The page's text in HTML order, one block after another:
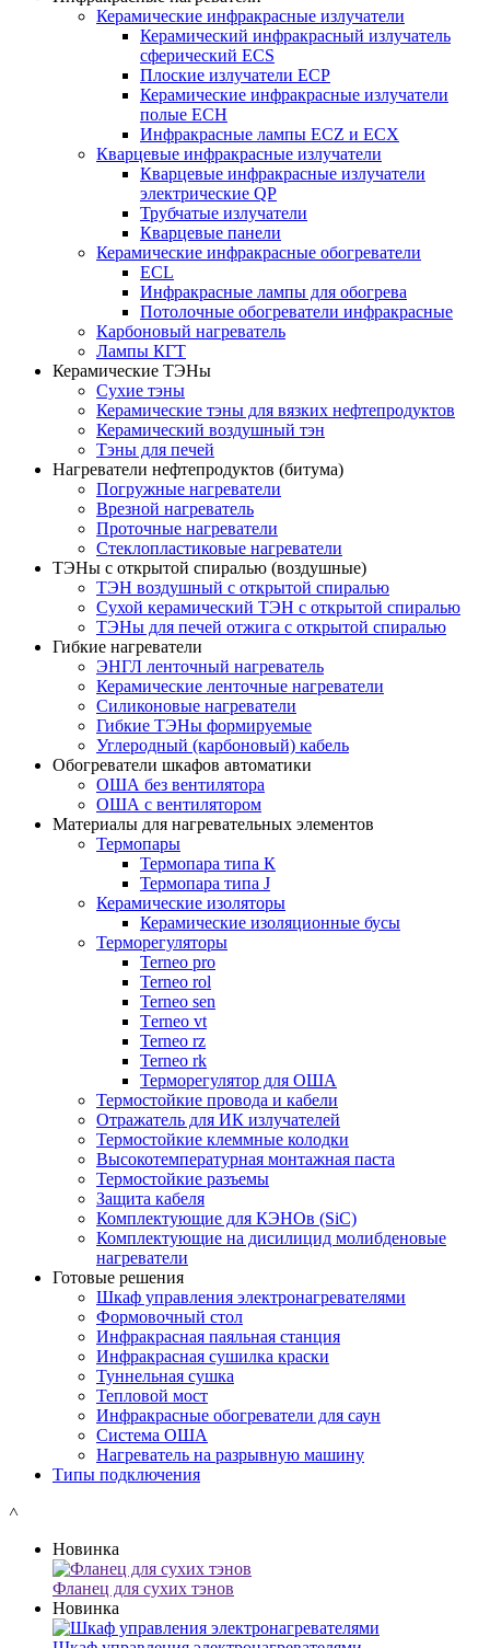
Керамические инфракрасные излучатели
Керамический инфракрасный излучатель
сферический ECS
Плоские излучатели ECP
Керамические инфракрасные излучатели
полые ECH
Инфракрасные лампы ECZ и ECX
Кварцевые инфракрасные излучатели
Кварцевые инфракрасные излучатели
электрические QP
Трубчатые излучатели
Кварцевые панели
Керамические инфракрасные обогреватели
ECL
Инфракрасные лампы для обогрева
Потолочные обогреватели инфракрасные
Карбоновый нагреватель
Лампы КГТ
Керамические ТЭНы
Сухие тэны
Керамические тэны для вязких нефтепродуктов
Керамический воздушный тэн
Тэны для печей
Нагреватели нефтепродуктов (битума)
Погружные нагреватели
Врезной нагреватель
Проточные нагреватели
Стеклопластиковые нагреватели
ТЭНы с открытой спиралью (воздушные)
ТЭН воздушный с открытой спиралью
Сухой керамический ТЭН с открытой спиралью
ТЭНы для печей отжига с открытой спиралью
Гибкие нагреватели
ЭНГЛ ленточный нагреватель
Керамические ленточные нагреватели
Силиконовые нагреватели
Гибкие ТЭНы формируемые
Углеродный (карбоновый) кабель
Обогреватели шкафов автоматики
ОША без вентилятора
ОША с вентилятором
Материалы для нагревательных элементов
Термопары
Термопара типа К
Термопара типа J
Керамические изоляторы
Керамические изоляционные бусы
Терморегуляторы
Terneo pro
Terneo rol
Terneo sen
Тerneo vt
Terneo rz
Terneo rk
Терморегулятор для ОША
Термостойкие провода и кабели
Отражатель для ИК излучателей
Термостойкие клеммные колодки
Высокотемпературная монтажная паста
Термостойкие разъемы
Защита кабеля
Комплектующие для КЭНОв (SiC)
Комплектующие на дисилицид молибденовые
нагреватели
Готовые решения
Шкаф управления электронагревателями
Формовочный стол
Инфракрасная паяльная станция
Инфракрасная сушилка краски
Туннельная сушка
Тепловой мост
Инфракрасные обогреватели для саун
Система ОША
Нагреватель на разрывную машину
Типы подключения
˄
Новинка
Фланец для сухих тэнов
Новинка